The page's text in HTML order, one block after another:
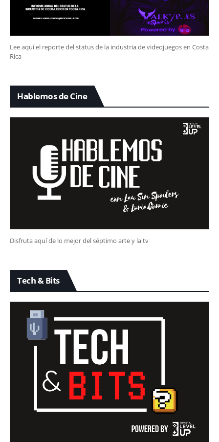
Lee aquí el reporte del status de la industria de videojuegos en Costa
Rica
Hablemos de Cine
Disfruta aquí de lo mejor del séptimo arte y la tv
Tech & Bits